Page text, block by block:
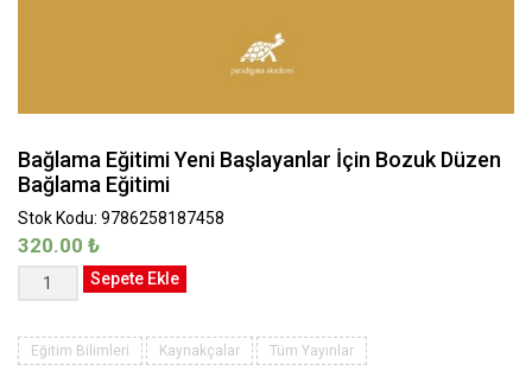
Bağlama Eğitimi Yeni Başlayanlar İçin Bozuk Düzen
Bağlama Eğitimi
Stok Kodu: 9786258187458
320.00 ₺
Bağlama
Eğitimi
Başlayanlar
Sepete Ekle
Eğitim Bilimleri Kaynakçalar Tüm Yayınlar